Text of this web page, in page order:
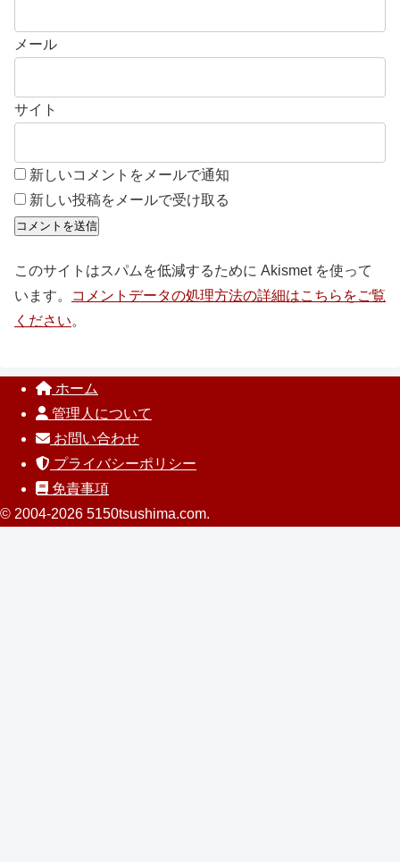
メール
サイト
新しいコメントをメールで通知
新しい投稿をメールで受け取る
このサイトはスパムを低減するために Akismet を使って
います。
コメントデータの処理方法の詳細はこちらをご覧
ください。
ホーム
管理人について
お問い合わせ
プライバシーポリシー
免責事項
© 2004-2026 5150tsushima.com.